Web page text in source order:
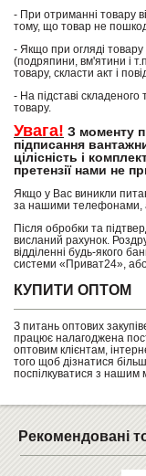
- При отриманні товару
тому, що товар не
- Якщо при огляді
(подряпини, вм'ятини і
товару, скласти акт і
- На підставі
товару.
Увага! З моменту
підписання
цілісність і
претензії нами не
Якщо у Вас виникли
за нашими телефонами,
Після обробки та
висланий рахунок.
відділенні будь-якого
системи «Приват24»,
КУПИТИ ОПТОМ
З питань оптових
працює налагоджена
оптовим клієнтам,
того щоб дізнатися
поспілкуватися з
Рекомендовані